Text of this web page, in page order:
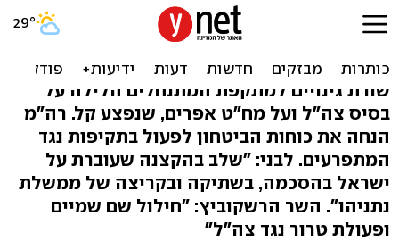
נתניהו: לפעול נגד תוקפי
צה"ל; לבני: אתה אשם
שורת גינויים למתקפת המתנחלים הלילה על
בסיס צה"ל ועל מח"ט אפרים, שנפצע קל. רה"מ
הנחה את כוחות הביטחון לפעול בתקיפות נגד
המתפרעים. לבני: "שלב בהקצנה שעוברת על
ישראל בהסכמה, בשתיקה ובקריצה של ממשלת
נתניהו". השר הרשקוביץ: "חילול שם שמיים
ופעולת טרור נגד צה"ל"